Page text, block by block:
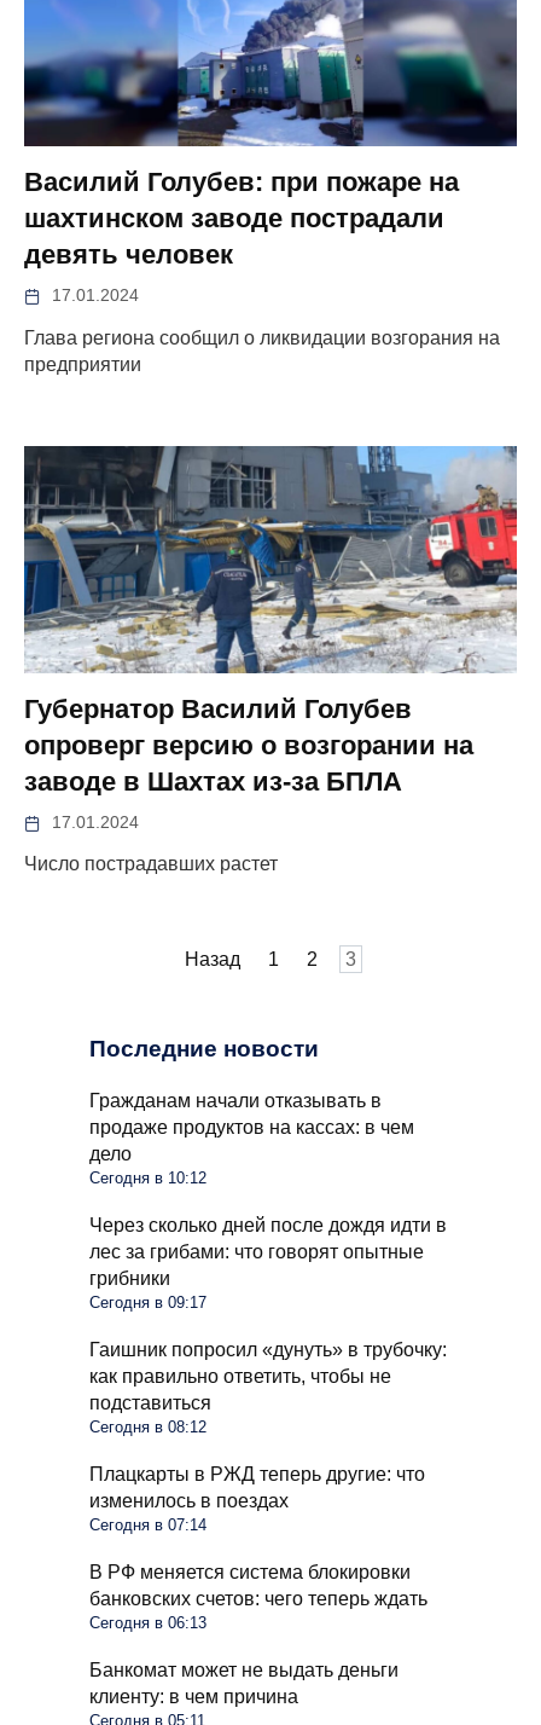
Василий Голубев: при пожаре на
шахтинском заводе пострадали
девять человек
17.01.2024
Глава региона сообщил о ликвидации возгорания на
предприятии
Губернатор Василий Голубев
опроверг версию о возгорании на
заводе в Шахтах из-за БПЛА
17.01.2024
Число пострадавших растет
Назад 1 2 3
Последние новости
Гражданам начали отказывать в
продаже продуктов на кассах: в чем
дело
Сегодня в 10:12
Через сколько дней после дождя идти в
лес за грибами: что говорят опытные
грибники
Сегодня в 09:17
Гаишник попросил «дунуть» в трубочку:
как правильно ответить, чтобы не
подставиться
Сегодня в 08:12
Плацкарты в РЖД теперь другие: что
изменилось в поездах
Сегодня в 07:14
В РФ меняется система блокировки
банковских счетов: чего теперь ждать
Сегодня в 06:13
Банкомат может не выдать деньги
клиенту: в чем причина
Сегодня в 05:11